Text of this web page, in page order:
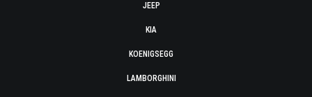
JEEP
KIA
KOENIGSEGG
LAMBORGHINI